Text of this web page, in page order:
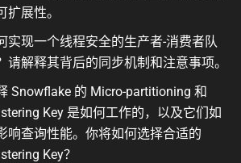
扩展性。
实现一个线程安全的生产者-消费者队
请解释其背后的同步机制和注意事项。
Snowflake 的 Micro-partitioning 和
Key 是如何工作的，以及它们如
响查询性能。你将如何选择合适的
Key？